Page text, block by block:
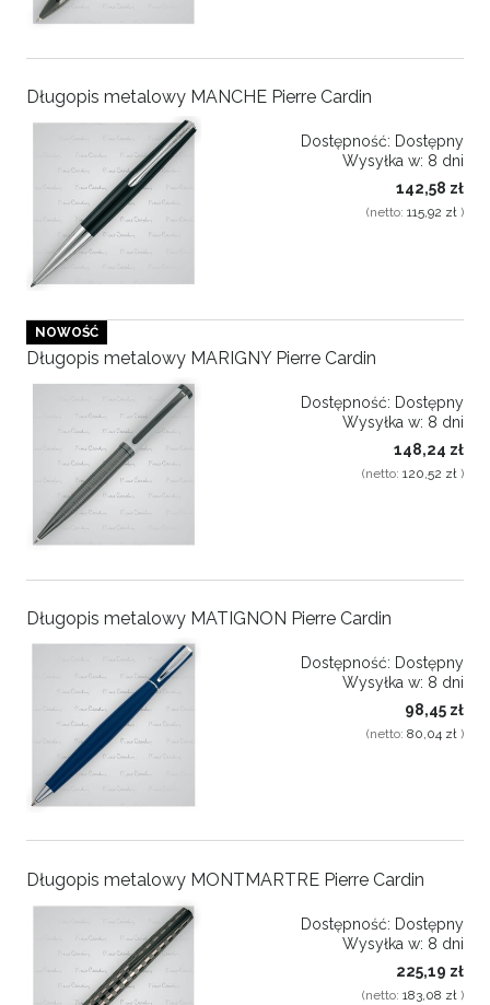
Długopis metalowy MANCHE Pierre Cardin
Dostępność: Dostępny
Wysyłka w: 8 dni
142,58 zł
(netto: 115,92 zł )
Długopis metalowy MARIGNY Pierre Cardin
Dostępność: Dostępny
Wysyłka w: 8 dni
148,24 zł
(netto: 120,52 zł )
NOWOŚĆ
Długopis metalowy MATIGNON Pierre Cardin
Dostępność: Dostępny
Wysyłka w: 8 dni
98,45 zł
(netto: 80,04 zł )
Długopis metalowy MONTMARTRE Pierre Cardin
Dostępność: Dostępny
Wysyłka w: 8 dni
225,19 zł
(netto: 183,08 zł )